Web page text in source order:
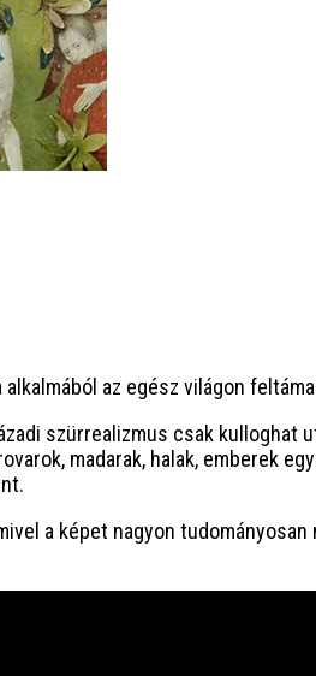
az egész világon
szürrealizmus csak kulloghat
madarak, halak, emberek
a képet nagyon